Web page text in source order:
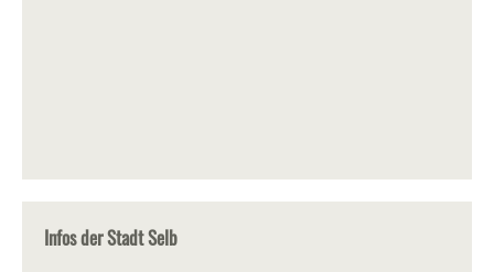
Infos der Stadt Selb